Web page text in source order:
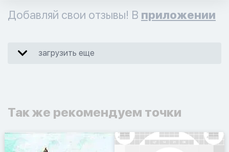
Добавляй свои отзывы! В приложении
загрузить еще
Так же рекомендуем точки